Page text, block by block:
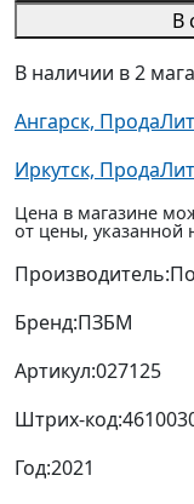
В
В наличии в 2
Ангарск,
Иркутск,
Цена в магазине
от цены, указанной
Производитель:
Бренд:ПЗБМ
Артикул:027125
Штрих-код:
Год:2021